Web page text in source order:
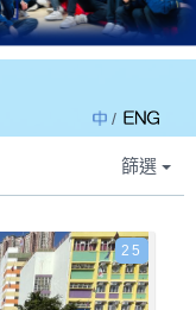
/
篩選
25